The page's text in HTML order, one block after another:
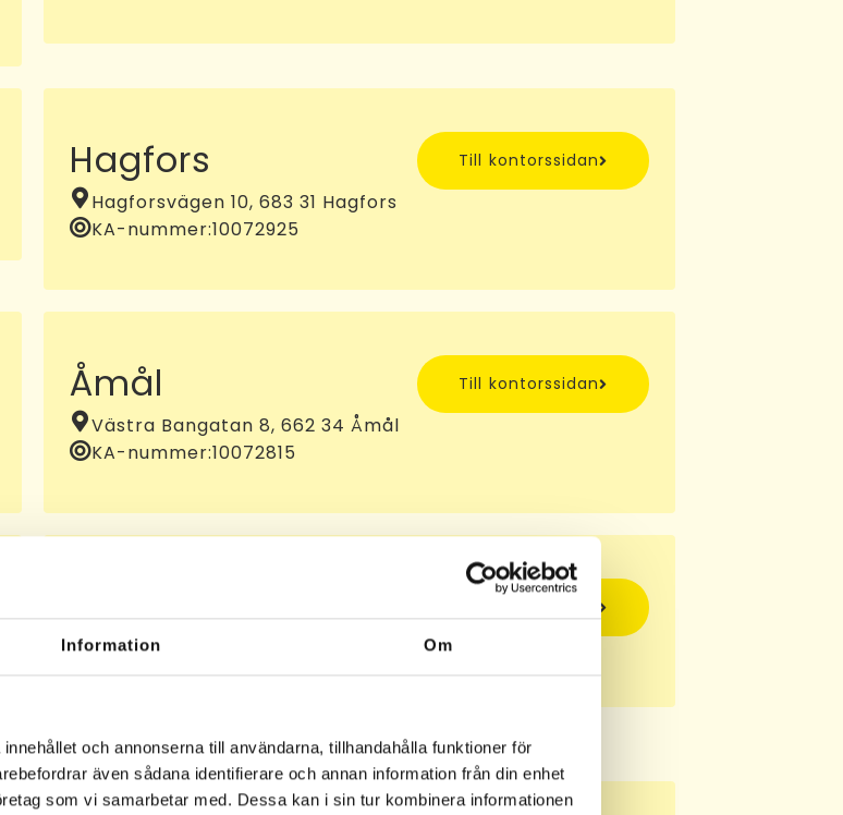
Information Om
och annonserna till användarna, tillhandahålla funktioner för
även sådana identifierare och annan information från din enhet
som vi samarbetar med. Dessa kan i sin tur kombinera informationen
Hagfors
Hagforsvägen 10, 683 31 Hagfors
KA-nummer:10072925
Till kontorssidan
Åmål
Västra Bangatan 8, 662 34 Åmål
KA-nummer:10072815
Till kontorssidan
Eksjö
Kaserngatan 14, 575 35 Eksjö